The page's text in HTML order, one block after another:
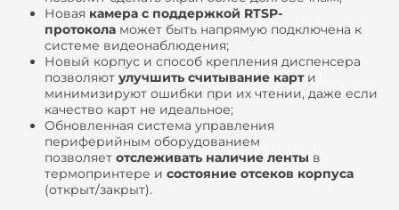
Новая камера с поддержкой RTSP-
протокола может быть напрямую подключена к
системе видеонаблюдения;
Новый корпус и способ крепления диспенсера
позволяют улучшить считывание карти
минимизируют ошибки при их чтении, даже если
качество карт не идеальное;
Обновленная система управления
периферийным оборудованием
позволяет отслеживать наличие ленты в
термопринтере и состояние отсеков корпуса
(открыт/закрыт).